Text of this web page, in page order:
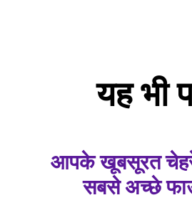
यह भी
आपके खूबसूरत
सबसे अच्छे